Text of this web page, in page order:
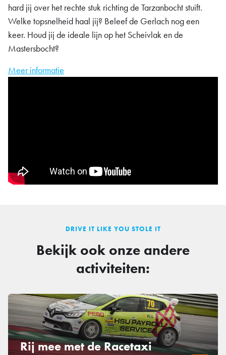
hard jij over het rechte stuk richting de Tarzanbocht stuift.
Welke topsnelheid haal jij? Beleef de Gerlach nog een
keer. Houd jij de ideale lijn op het Scheivlak en de
Mastersbocht?
Meer informatie
DRIVE IT LIKE YOU STOLE IT
Bekijk ook onze andere
activiteiten:
Rij mee met de Racetaxi